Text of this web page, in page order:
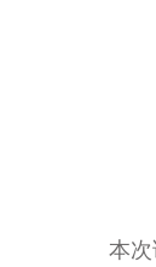
本